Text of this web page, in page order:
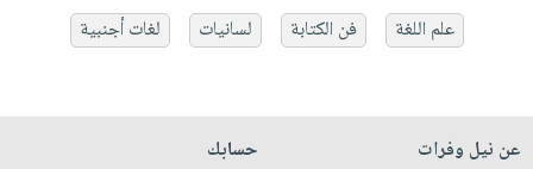
علم اللغة
فن الكتابة لسانيات لغات أجنبية
عن نيل وفرات
حسابك